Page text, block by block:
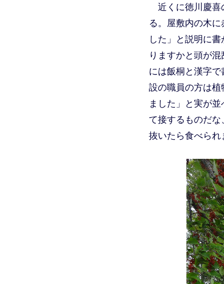
近くに徳川慶喜
る。屋敷内の木
した」と説明に
りますかと頭が
には飯桐と漢字
設の職員の方は植
ました」と実が
て接するものだ
抜いたら食べられ